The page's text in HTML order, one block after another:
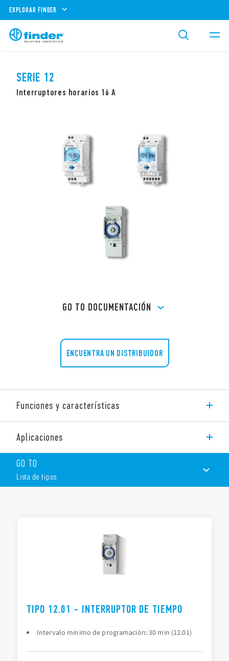
EXPLORAR FINDER
SERIE 12
Interruptores horarios 16 A
GO TO DOCUMENTACIÓN
ENCUENTRA UN DISTRIBUIDOR
Funciones y características
Semanal
Variantes mecánicas y electrónicas.
1 o 2 contactos
Montaje en carril de 35 mm
Aplicaciones
GO TO
Lista de tipos
TIPO 12.01 - INTERRUPTOR DE TIEMPO
Intervalo mínimo de programación: 30 min (12.01)